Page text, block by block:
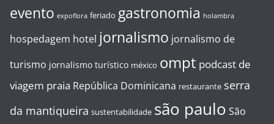
evento expoflora feriado gastronomia holambra
hospedagem hotel jornalismo jornalismo de
turismo jornalismo turístico méxico ompt podcast de
viagem praia República Dominicana restaurante serra
da mantiqueira sustentabilidade são paulo São